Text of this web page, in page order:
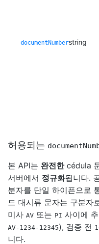
documentNumberstring
허용되는
본 API는 완전한cédula
서버에서 정규화됩니다.
분자를 단일 하이픈으로
드 대시류 문자는 구분자
미사 AV 또는 PI 사이에
AV-1234-12345), 검증 전
니다.